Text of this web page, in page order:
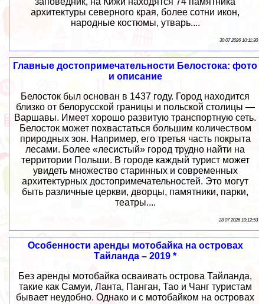
архитектуры северного края, более сотни икон,
народные костюмы, утварь....
30 07 2026 10:11:30
Главные достопримечательности Белостока: фото
и описание
Белосток был основан в 1437 году. Город находится
близко от белорусской границы и польской столицы —
Варшавы. Имеет хорошо развитую транспортную сеть.
Белосток может похвастаться большим количеством
природных зон. Например, его третья часть покрыта
лесами. Более «лесистый» город трудно найти на
территории Польши. В городе каждый турист может
увидеть множество старинных и современных
архитектурных достопримечательностей. Это могут
быть различные церкви, дворцы, памятники, парки,
театры....
28 07 2026 10:12:53
Особенности аренды мотобайка на островах
Тайланда – 2019 *
Без аренды мотобайка осваивать острова Тайланда,
такие как Самуи, Ланта, Панган, Тао и Чанг туристам
бывает неудобно. Однако и с мотобайком на островах